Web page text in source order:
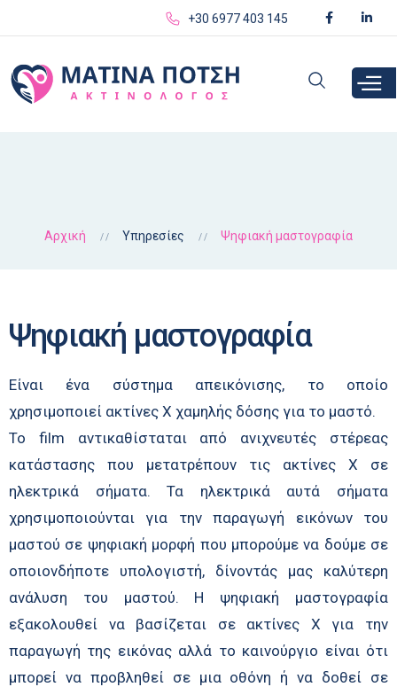
Παράκαμψη
προς το
κυρίως
περιεχόμενο
+30 6977 403 145
Αρχική Υπηρεσίες Ψηφιακή μαστογραφία
Ψηφιακή μαστογραφία
Είναι ένα σύστημα απεικόνισης, το οποίο
χρησιμοποιεί ακτίνες Χ χαμηλής δόσης για το μαστό.
Το film αντικαθίσταται από ανιχνευτές στέρεας
κατάστασης που μετατρέπουν τις ακτίνες Χ σε
ηλεκτρικά σήματα. Τα ηλεκτρικά αυτά σήματα
χρησιμοποιούνται για την παραγωγή εικόνων του
μαστού σε ψηφιακή μορφή που μπορούμε να δούμε σε
οποιονδήποτε υπολογιστή, δίνοντάς μας καλύτερη
ανάλυση του μαστού. Η ψηφιακή μαστογραφία
εξακολουθεί να βασίζεται σε ακτίνες Χ για την
παραγωγή της εικόνας αλλά το καινούργιο είναι ότι
μπορεί να προβληθεί σε μια οθόνη ή να δοθεί σε